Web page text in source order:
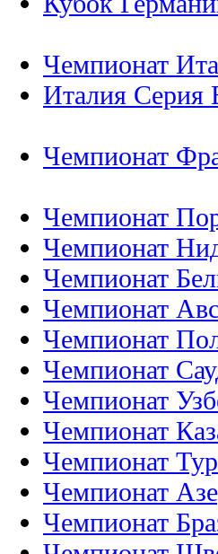
Чемпионат
Италия Серия
Чемпионат
Чемпионат
Чемпионат
Чемпионат
Чемпионат
Чемпионат
Чемпионат
Чемпионат
Чемпионат
Чемпионат
Чемпионат
Чемпионат